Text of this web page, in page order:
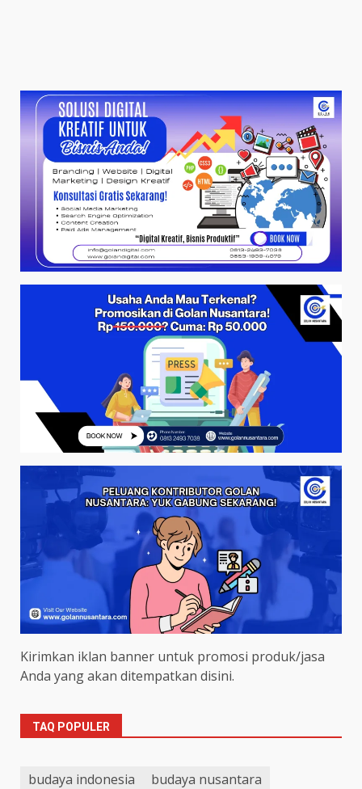
Kirimkan iklan banner untuk promosi produk/jasa
Anda yang akan ditempatkan disini.
TAQ POPULER
budaya indonesia
budaya nusantara